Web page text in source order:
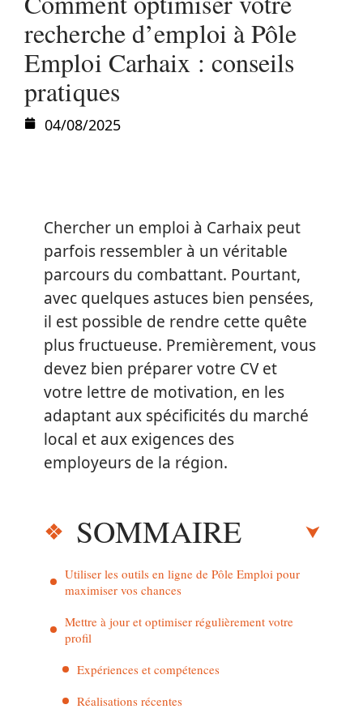
recherche d’emploi à Pôle
Emploi Carhaix : conseils
pratiques
04/08/2025
Chercher un emploi à Carhaix peut
parfois ressembler à un véritable
parcours du combattant. Pourtant,
avec quelques astuces bien pensées,
il est possible de rendre cette quête
plus fructueuse. Premièrement, vous
devez bien préparer votre CV et
votre lettre de motivation, en les
adaptant aux spécificités du marché
local et aux exigences des
employeurs de la région.
SOMMAIRE
Utiliser les outils en ligne de Pôle Emploi pour
maximiser vos chances
Mettre à jour et optimiser régulièrement votre
profil
Expériences et compétences
Réalisations récentes